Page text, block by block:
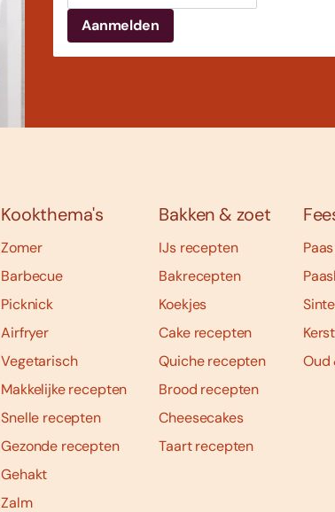
Kookthema's
Zomer
Barbecue
Picknick
Airfryer
Vegetarisch
Makkelijke recepten
Snelle recepten
Gezonde recepten
Gehakt
Zalm
Bakken & zoet
IJs recepten
Bakrecepten
Koekjes
Cake recepten
Quiche recepten
Brood recepten
Cheesecakes
Taart recepten
Kerst
Oud